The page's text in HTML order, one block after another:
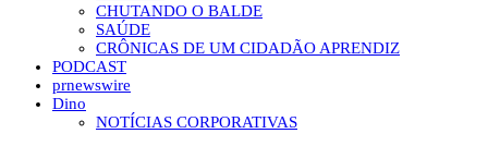
CHUTANDO O BALDE
SAÚDE
CRÔNICAS DE UM CIDADÃO APRENDIZ
PODCAST
prnewswire
Dino
NOTÍCIAS CORPORATIVAS